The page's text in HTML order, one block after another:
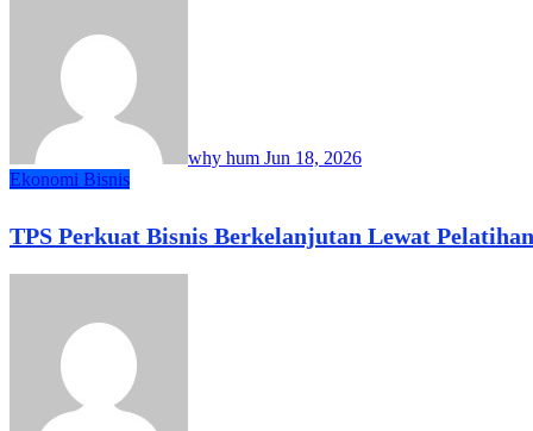
why hum Jun 18, 2026
Ekonomi Bisnis
TPS Perkuat Bisnis Berkelanjutan Lewat